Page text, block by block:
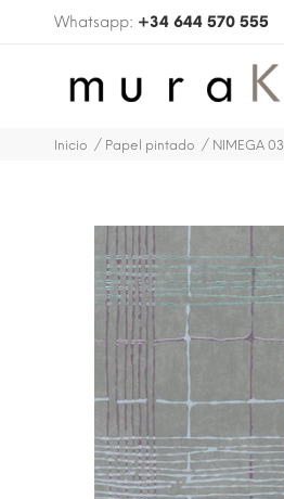
Whatsapp: +34 644 570 555
Inicio Papel pintado NIMEGA 03